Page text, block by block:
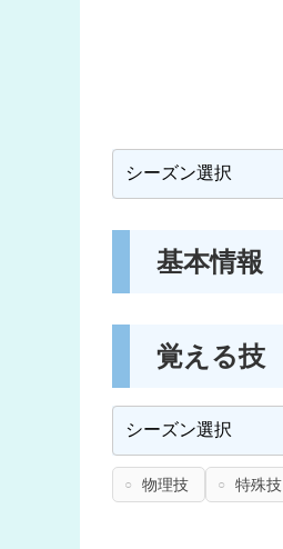
基本情報
覚える技
物理技 特殊技